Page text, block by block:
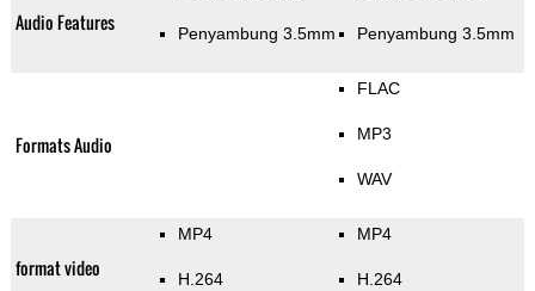
Audio Features Penyambung 3.5mm Penyambung 3.5mm
Formats Audio
FLAC
MP3
WAV
format video
MP4
H.264
MP4
H.264